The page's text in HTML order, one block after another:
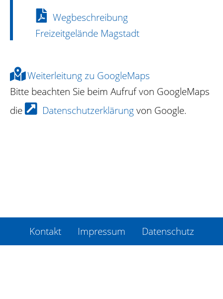
Wegbeschreibung
Freizeitgelände Magstadt
Weiterleitung zu GoogleMaps
Bitte beachten Sie beim Aufruf von GoogleMaps
die
Datenschutzerklärung von Google.
Kontakt Impressum Datenschutz